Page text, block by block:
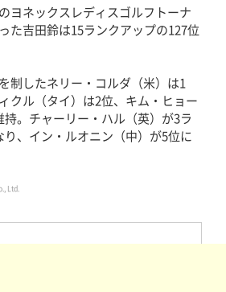
ヨネックスレディスゴルフトーナ
た吉田鈴は15ランクアップの127位
制したネリー・コルダ（米）は1
クル（タイ）は2位、キム・ヒョー
。チャーリー・ハル（英）が3ラ
、イン・ルオニン（中）が5位に
Ltd.